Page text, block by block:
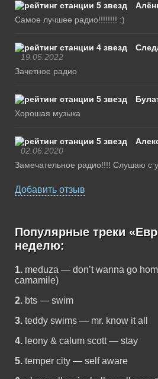
Самое лучшее радио!!!!!!!! :)
19.05.2022
Зачетное радио
Хорошая музыка
02.06.2020
Замечательное радио!!!! Слушаю с
Добавить отзыв
Популярные треки
неделю:
1. meduza — don’t wanna go
camamile)
2. bts — swim
3. teddy swims — mr. know it all
4. leony & calum scott — stay
5. temper city — self aware